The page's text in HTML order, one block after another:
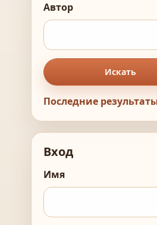
Автор
Искать
Последние
Вход
Имя